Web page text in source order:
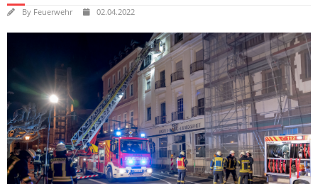
By Feuerwehr 02.04.2022